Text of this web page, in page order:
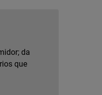
da
que